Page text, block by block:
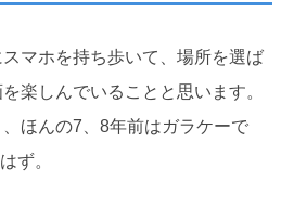
マホを持ち歩いて、場所を選ば
楽しんでいることと思います。
ほんの7、8年前はガラケーで
ず。